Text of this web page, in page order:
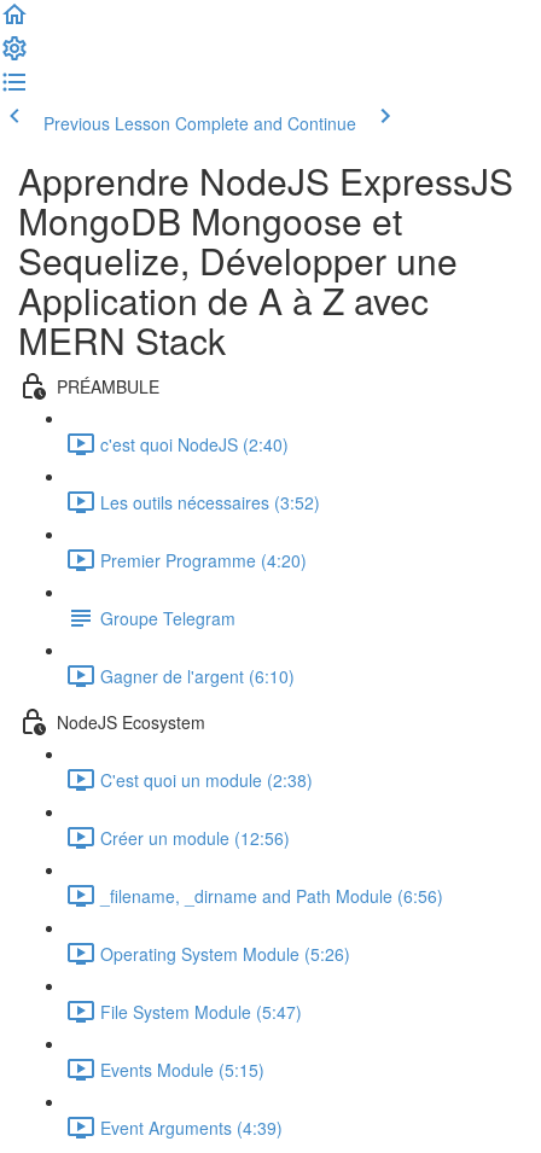
Previous Lesson Complete and Continue
Apprendre NodeJS ExpressJS
MongoDB Mongoose et
Sequelize, Développer une
Application de A à Z avec
MERN Stack
PRÉAMBULE
c'est quoi NodeJS (2:40)
Les outils nécessaires (3:52)
Premier Programme (4:20)
Groupe Telegram
Gagner de l'argent (6:10)
NodeJS Ecosystem
C'est quoi un module (2:38)
Créer un module (12:56)
_filename, _dirname and Path Module (6:56)
Operating System Module (5:26)
File System Module (5:47)
Events Module (5:15)
Event Arguments (4:39)